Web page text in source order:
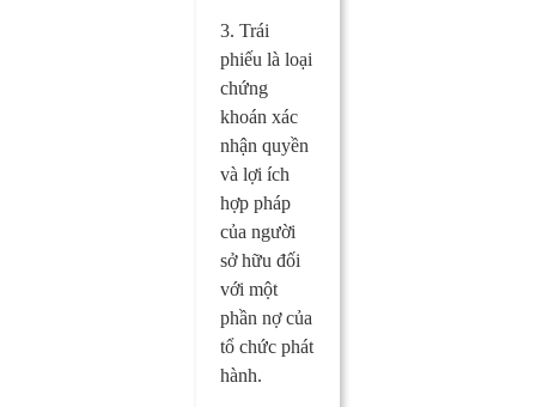
3. Trái
phiếu là loại
chứng
khoán xác
nhận quyền
và lợi ích
hợp pháp
của người
sở hữu đối
với một
phần nợ của
tổ chức phát
hành.